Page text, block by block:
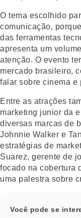
O tema escolhido
comunicação,
das ferramentas
apresenta um
atenção. O evento
mercado brasileiro,
falar sobre cinema e
Entre as atrações
marketing junior da
diversas marcas de
Johnnie Walker e
estratégias de
Suarez, gerente de
focado na cobertura
uma palestra sobre
Você pode se